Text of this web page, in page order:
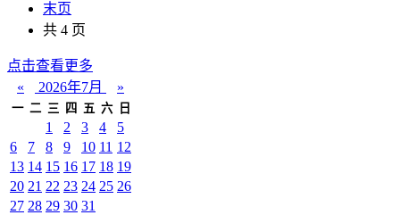
末页
共 4 页
点击查看更多
«
2026年7月 »
一 二 三 四 五 六 日
1 2 3 4
5
6
7 8 9 10 11 12
13 14 15 16 17 18 19
20 21 22 23 24 25 26
27 28 29 30 31